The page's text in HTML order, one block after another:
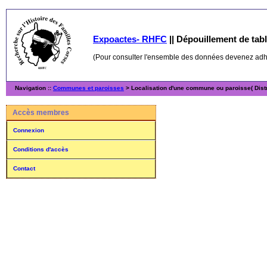
Expoactes- RHFC || Dépouillement de
(Pour consulter l'ensemble des données devenez
Navigation :: Communes et paroisses > Localisation d'une commune ou paroisse(
Accès membres
Connexion
Conditions d'accès
Contact